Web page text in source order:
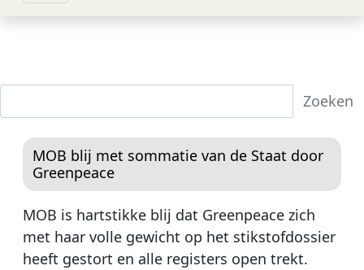
MOB blij met sommatie van de Staat door
Greenpeace
MOB is hartstikke blij dat Greenpeace zich
met haar volle gewicht op het stikstofdossier
heeft gestort en alle registers open trekt.